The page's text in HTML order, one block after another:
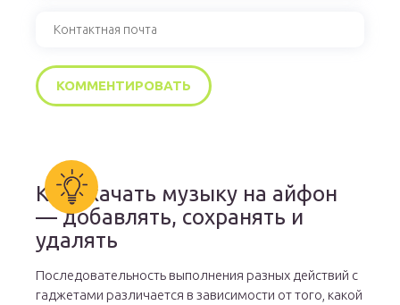
Как скачать музыку на айфон
— добавлять, сохранять и
удалять
Последовательность выполнения разных действий с
гаджетами различается в зависимости от того, какой